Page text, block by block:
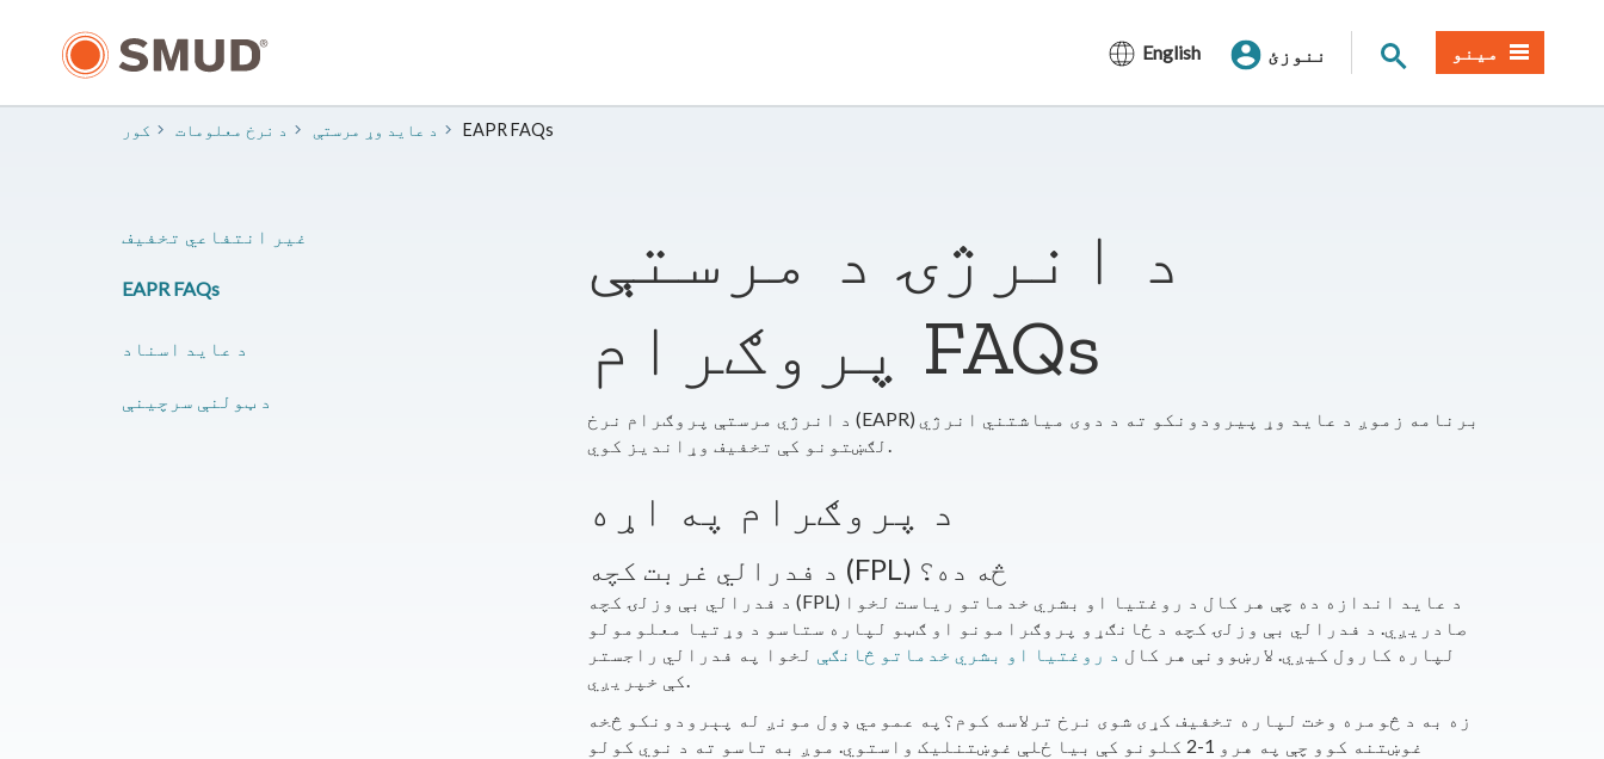
منځپانګې
English ننوزئ د سایټ لټون
مینو
کور د نرخ معلومات د عاید وړ مرستې EAPR FAQs
د انرژۍ د مرستې
پروګرام FAQs
د انرژي مرستې پروګرام نرخ (EAPR) برنامه زموږ د عاید وړ پیرودونکو ته د دوی میاشتني انرژي
لګښتونو کې تخفیف وړاندیز کوي.
د پروګرام په اړه
د فدرالي غربت کچه (FPL) څه ده؟
د فدرالي بې وزلۍ کچه (FPL) د عاید اندازه ده چې هر کال د روغتیا او بشري خدماتو ریاست لخوا
صادریږي. د فدرالي بې وزلۍ کچه د ځانګړو پروګرامونو او ګټو لپاره ستاسو د وړتیا معلومولو
لپاره کارول کیږي. لارښوونې هر کال د روغتیا او بشري خدماتو څانګې لخوا په فدرالي راجستر
کې خپریږي.
زه به د څومره وخت لپاره تخفيف کړی شوی نرخ ترلاسه کوم؟په عمومي ډول مونږ له پېرودونکو څخه
غوښتنه کوو چې په هرو 1-2 کلونو کې بيا ځلې غوښتنليک واستوي. موږ به تاسو ته د نوي کولو
غیر انتفاعي تخفیف
EAPR FAQs
د عاید اسناد
د ټولنې سرچینې